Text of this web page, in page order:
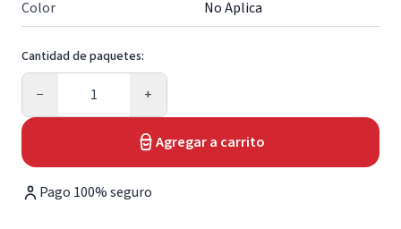
Color
No Aplica
Cantidad de paquetes:
−
Cantidad
+
Agregar a carrito
Pago 100% seguro